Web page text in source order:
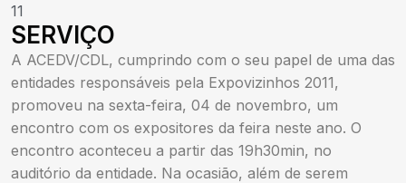
11
SERVIÇO
A ACEDV/CDL, cumprindo com o seu papel de uma das
entidades responsáveis pela Expovizinhos 2011,
promoveu na sexta-feira, 04 de novembro, um
encontro com os expositores da feira neste ano. O
encontro aconteceu a partir das 19h30min, no
auditório da entidade. Na ocasião, além de serem